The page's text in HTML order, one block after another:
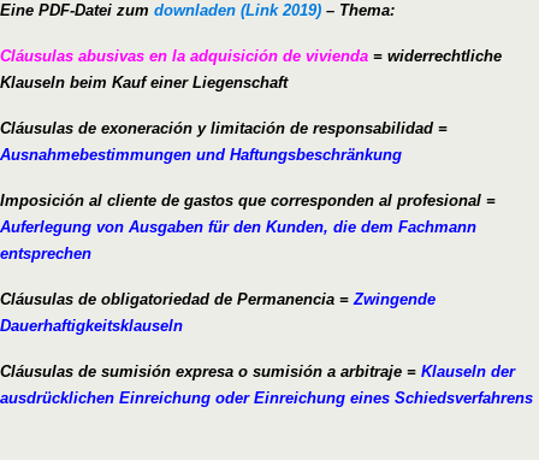
Eine PDF-Datei zum downladen (Link 2019) – Thema:
Cláusulas abusivas en la adquisición de vivienda = widerrechtliche
Klauseln beim Kauf einer Liegenschaft
Cláusulas de exoneración y limitación de responsabilidad =
Ausnahmebestimmungen und Haftungsbeschränkung
Imposición al cliente de gastos que corresponden al profesional =
Auferlegung von Ausgaben für den Kunden, die dem Fachmann
entsprechen
Cláusulas de obligatoriedad de Permanencia =Zwingende
Dauerhaftigkeitsklauseln
Cláusulas de sumisión expresa o sumisión a arbitraje = Klauseln der
ausdrücklichen Einreichung oder Einreichung eines Schiedsverfahrens